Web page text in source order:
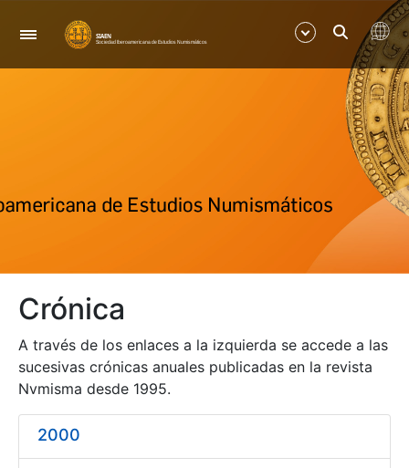
Nabigazioa
Erakutsi/Ezkutatu
Erakutsi/Ezkutatu
Crónica
A través de los enlaces a la izquierda se accede a las
sucesivas crónicas anuales publicadas en la revista
Nvmisma desde 1995.
2000